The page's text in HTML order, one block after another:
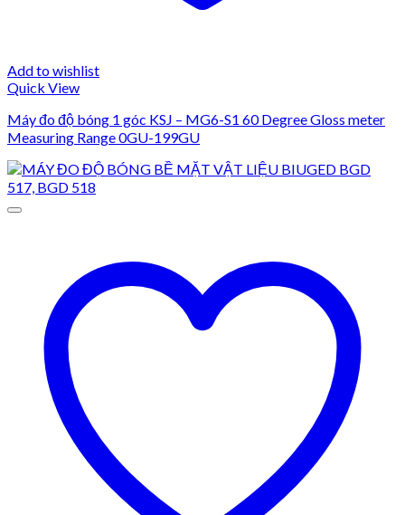
Add to wishlist
Quick View
Máy đo độ bóng 1 góc KSJ – MG6-S1 60 Degree Gloss meter
Measuring Range 0GU-199GU